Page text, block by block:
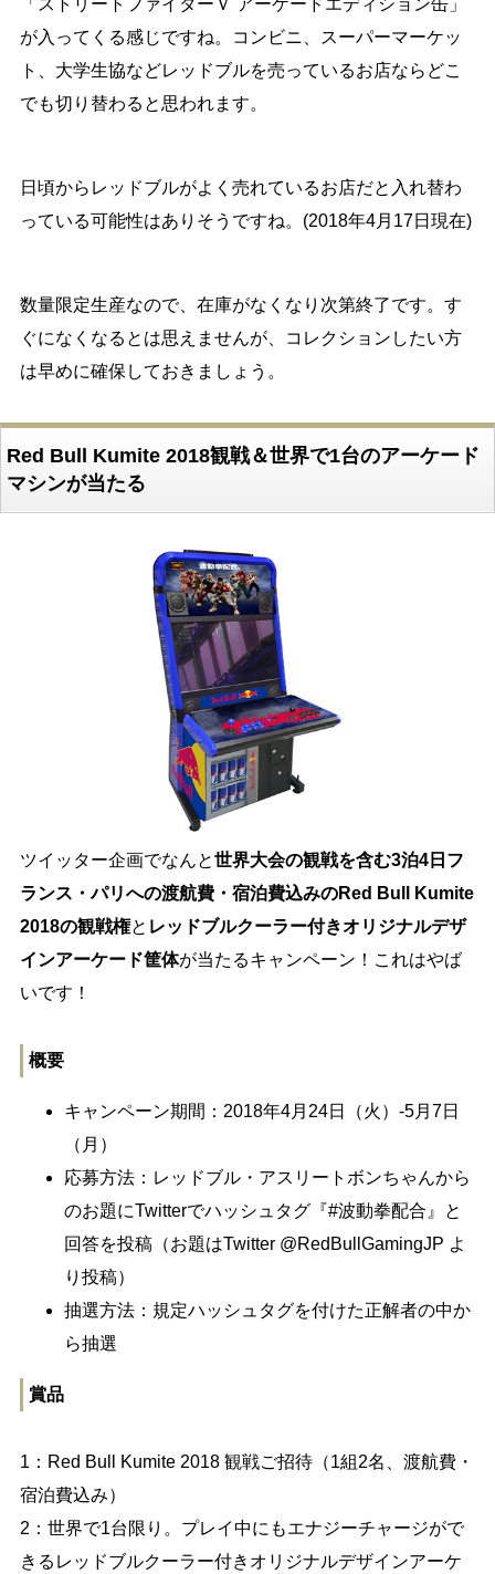
「ストリートファイターＶ アーケードエディション缶」
が入ってくる感じですね。コンビニ、スーパーマーケッ
ト、大学生協などレッドブルを売っているお店ならどこ
でも切り替わると思われます。
日頃からレッドブルがよく売れているお店だと入れ替わ
っている可能性はありそうですね。(2018年4月17日現在)
数量限定生産なので、在庫がなくなり次第終了です。す
ぐになくなるとは思えませんが、コレクションしたい方
は早めに確保しておきましょう。
Red Bull Kumite 2018観戦＆世界で1台のアーケード
マシンが当たる
ツイッター企画でなんと世界大会の観戦を含む3泊4日フ
ランス・パリへの渡航費・宿泊費込みのRed Bull Kumite
2018の観戦権と レッドブルクーラー付きオリジナルデザ
インアーケード筐体が当たるキャンペーン！これはやば
いです！
概要
キャンペーン期間：2018年4月24日（火）-5月7日
（月）
応募方法：レッドブル・アスリートボンちゃんから
のお題にTwitterでハッシュタグ『#波動拳配合』と
回答を投稿（お題はTwitter @RedBullGamingJP よ
り投稿）
抽選方法：規定ハッシュタグを付けた正解者の中か
ら抽選
賞品
1：Red Bull Kumite 2018 観戦ご招待（1組2名、渡航費・
宿泊費込み）
2：世界で1台限り。プレイ中にもエナジーチャージがで
きるレッドブルクーラー付きオリジナルデザインアーケ